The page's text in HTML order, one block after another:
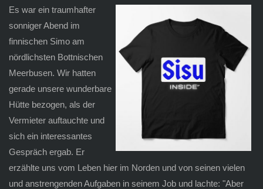
Es war ein traumhafter
sonniger Abend im
finnischen Simo am
nördlichsten Bottnischen
Meerbusen. Wir hatten
gerade unsere wunderbare
Hütte bezogen, als der
Vermieter auftauchte und
sich ein interessantes
Gespräch ergab. Er
erzählte uns vom Leben hier im Norden und von seinen vielen
und anstrengenden Aufgaben in seinem Job und lachte: "Aber